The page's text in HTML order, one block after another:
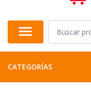
CATEGORÍAS